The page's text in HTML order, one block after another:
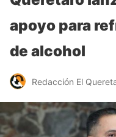
apoyo para
de alcohol
Redacción El